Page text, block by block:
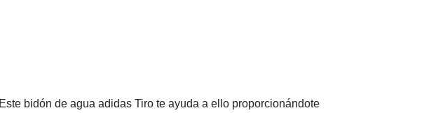
bidón de agua adidas Tiro te ayuda a ello proporcionándote